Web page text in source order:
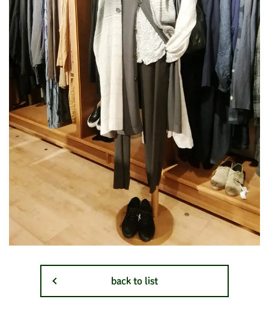
back to list